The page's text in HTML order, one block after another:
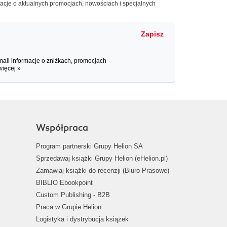
o aktualnych promocjach, nowościach i specjalnych
Zapisz
informacje o zniżkach, promocjach
»
Współpraca
Program partnerski Grupy Helion SA
Sprzedawaj książki Grupy Helion (eHelion.pl)
Zamawiaj książki do recenzji (Biuro Prasowe)
BIBLIO Ebookpoint
Custom Publishing - B2B
Praca w Grupie Helion
Logistyka i dystrybucja książek